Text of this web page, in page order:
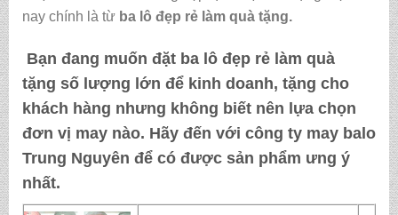
nay chính là từ ba lô đẹp rẻ làm quà tặng.
Bạn đang muốn đặt ba lô đẹp rẻ làm quà
tặng số lượng lớn để kinh doanh, tặng cho
khách hàng nhưng không biết nên lựa chọn
đơn vị may nào. Hãy đến với công ty may balo
Trung Nguyên để có được sản phẩm ưng ý
nhất.